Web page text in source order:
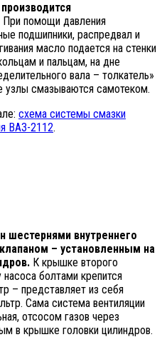
При помощи давления
подшипники, распредвал и
масло подается на стенки
и пальцам, на дне
вала – толкатель»
узлы смазываются самотеком.
схема системы смазки
ВАЗ-2112.
шестернями внутреннего
– установленным на
К крышке второго
болтами крепится
– представляет из себя
Сама система вентиляции
отсосом газов через
в крышке головки цилиндров.